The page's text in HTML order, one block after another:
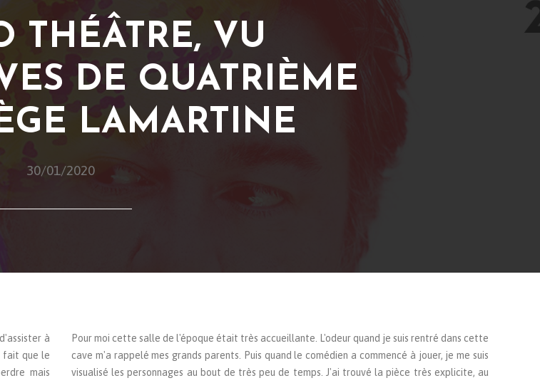
THÉÂTRE, VU
DE QUATRIÈME
LAMARTINE
30/01/2020
à
fait que le
mais
Pour moi cette salle de l'époque était très accueillante. L'odeur quand je suis rentré dans cette
cave m'a rappelé mes grands parents. Puis quand le comédien a commencé à jouer, je me suis
visualisé les personnages au bout de très peu de temps. J'ai trouvé la pièce très explicite, au